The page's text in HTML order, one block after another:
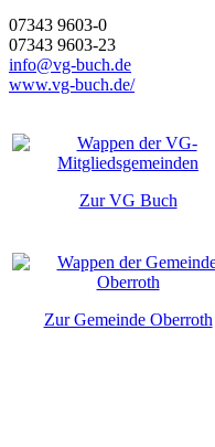
07343 9603-0
07343 9603-23
info@vg-buch.de
www.vg-buch.de/
Zur VG Buch
Zur Gemeinde Oberroth